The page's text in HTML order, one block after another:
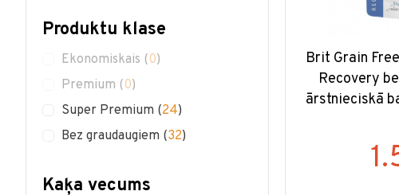
Produktu klase
Ekonomiskais (0)
Premium (0)
Super Premium (24)
Bez graudaugiem (32)
Kaķa vecums
Brit Grain
Recovery
ārstnieciskā